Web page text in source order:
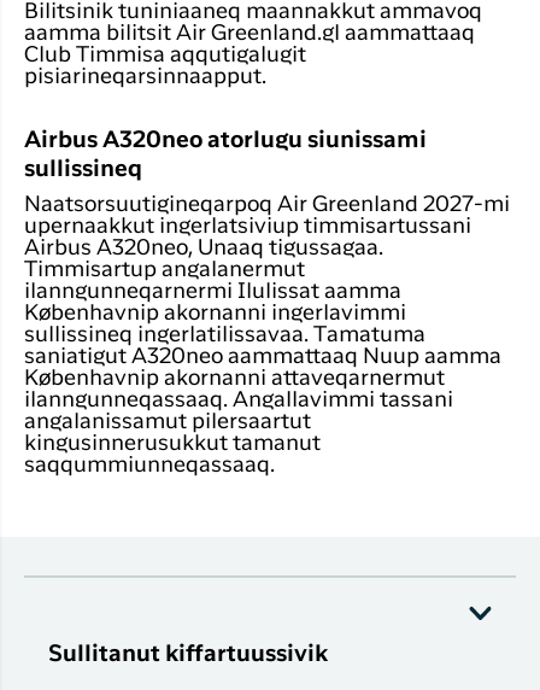
Bilitsinik tuniniaaneq maannakkut ammavoq
aamma bilitsit Air Greenland.gl aammattaaq
Club Timmisa aqqutigalugit
pisiarineqarsinnaapput.
Airbus A320neo atorlugu siunissami
sullissineq
Naatsorsuutigineqarpoq Air Greenland 2027-mi
upernaakkut ingerlatsiviup timmisartussani
Airbus A320neo, Unaaq tigussagaa.
Timmisartup angalanermut
ilanngunneqarnermi Ilulissat aamma
Københavnip akornanni ingerlavimmi
sullissineq ingerlatilissavaa. Tamatuma
saniatigut A320neo aammattaaq Nuup aamma
Københavnip akornanni attaveqarnermut
ilanngunneqassaaq. Angallavimmi tassani
angalanissamut pilersaartut
kingusinnerusukkut tamanut
saqqummiunneqassaaq.
Sullitanut kiffartuussivik